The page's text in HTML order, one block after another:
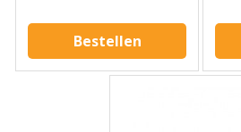
Bestellen